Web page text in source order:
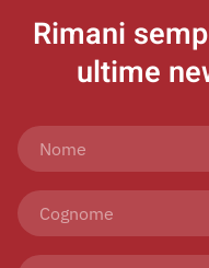
Rimani
ultime